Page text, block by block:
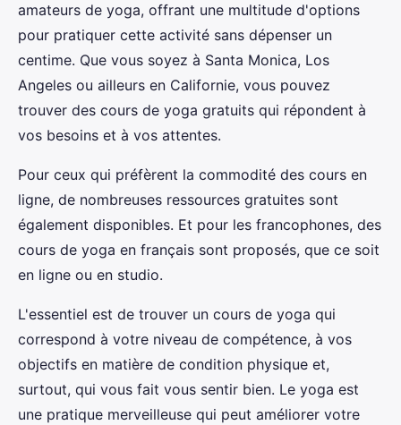
amateurs de yoga, offrant une multitude d'options
pour pratiquer cette activité sans dépenser un
centime. Que vous soyez à Santa Monica, Los
Angeles ou ailleurs en Californie, vous pouvez
trouver des cours de yoga gratuits qui répondent à
vos besoins et à vos attentes.
Pour ceux qui préfèrent la commodité des cours en
ligne, de nombreuses ressources gratuites sont
également disponibles. Et pour les francophones, des
cours de yoga en français sont proposés, que ce soit
en ligne ou en studio.
L'essentiel est de trouver un cours de yoga qui
correspond à votre niveau de compétence, à vos
objectifs en matière de condition physique et,
surtout, qui vous fait vous sentir bien. Le yoga est
une pratique merveilleuse qui peut améliorer votre